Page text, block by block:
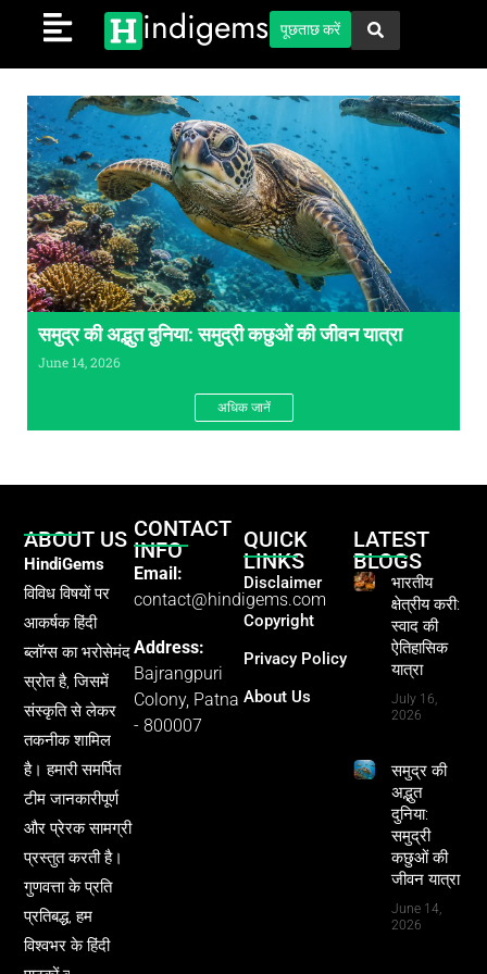
indigems पूछताछ करें
समुद्र की अद्भुत दुनिया: समुद्री कछुओं की जीवन यात्रा
June 14, 2026
अधिक जानें
ABOUT US
HindiGems
विविध विषयों पर
आकर्षक हिंदी
ब्लॉग्स का भरोसेमंद
स्रोत है, जिसमें
संस्कृति से लेकर
तकनीक शामिल
है। हमारी समर्पित
टीम जानकारीपूर्ण
और प्रेरक सामग्री
प्रस्तुत करती है।
गुणवत्ता के प्रति
प्रतिबद्ध, हम
विश्वभर के हिंदी
CONTACT
INFO
Email:
contact@hindigems.com
Address:
Bajrangpuri
Colony, Patna
- 800007
QUICK
LINKS
Disclaimer
Copyright
Privacy Policy
About Us
LATEST
BLOGS
भारतीय
क्षेत्रीय करी:
स्वाद की
ऐतिहासिक
यात्रा
July 16,
2026
समुद्र की
अद्भुत
दुनिया:
समुद्री
कछुओं की
जीवन यात्रा
June 14,
2026